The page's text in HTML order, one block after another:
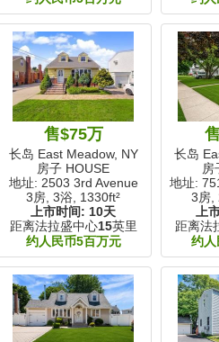
售$75万
长岛 East Meadow, NY
房子 HOUSE
地址: 2503 3rd Avenue
3房, 3浴, 1330ft²
上市时间: 10天
距离法拉盛中心15英里
约人民币5百万元
长岛
房
地址:
3房,
上
距离法
约人